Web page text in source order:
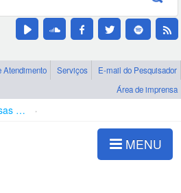
Atendimento Serviços
E-mail do Pesquisador
Área de imprensa
Bolsas e Auxílios Vigentes
MENU